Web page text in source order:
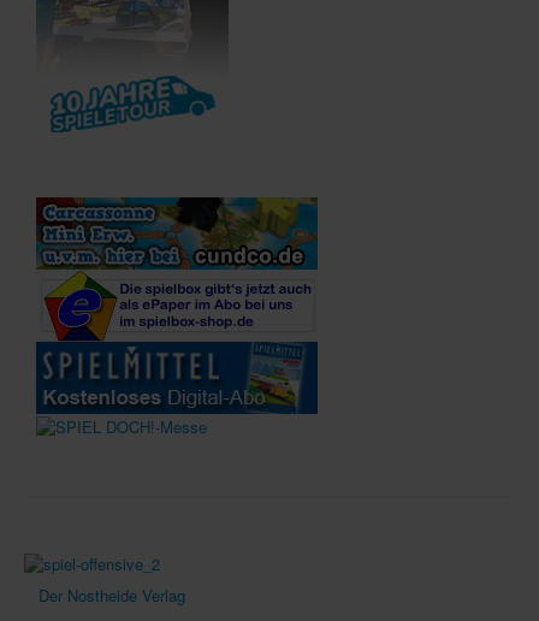
Der Nostheide Verlag